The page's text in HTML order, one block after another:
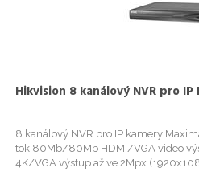
Hikvision 8 kanálový NVR pro
8 kanálový NVR pro IP kamery
tok 80Mb/80Mb HDMI/VGA video
4K/VGA výstup až ve 2Mpx